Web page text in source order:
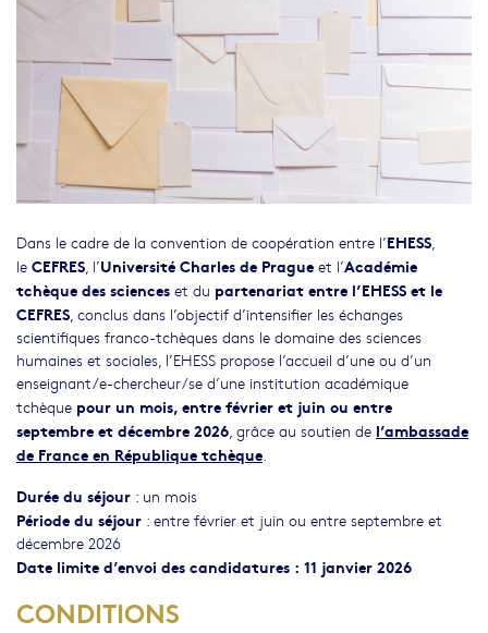
Dans le cadre de la convention de coopération entre l’EHESS
le CEFRES , l’Université Charles de Prague et l’Académie
tchèque des sciences et du partenariat entre l’EHESS et le
CEFRES , conclus dans l’objectif d’intensifier les échanges
scientifiques franco-tchèques dans le domaine des sciences
humaines et sociales, l’EHESS propose l’accueil d’une ou d’un
enseignant/e-chercheur/se d’une institution académique
tchèque pour un mois, entre février et juin ou entre
septembre et décembre 2026 , grâce au soutien de l’ambassade
de France en République tchèque
Durée du séjour : un mois
Période du séjour : entre février et juin ou entre septembre et
décembre 2026
Date limite d’envoi des candidatures : 11 janvier 2026
CONDITIONS